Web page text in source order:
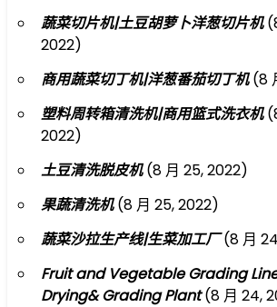
蔬菜切片机|土豆胡萝卜洋葱切片机
2022)
商用蔬菜切丁机|洋葱番茄切丁机 (8
塑料周转箱清洗机|商用篮式洗衣机
2022)
土豆清洗脱皮机 (8 月 25, 2022)
果蔬清洗机 (8 月 25, 2022)
蔬菜沙拉生产线|生菜加工厂 (8 月
Fruit and Vegetable Grading
Drying& Grading Plant (8 月 24,